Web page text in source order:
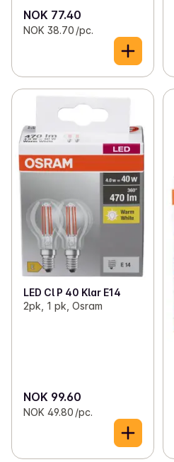
NOK 77.40
NOK 38.70 /pc.
LED Cl P 40 Klar E14
2pk, 1 pk, Osram
NOK 99.60
NOK 49.80 /pc.